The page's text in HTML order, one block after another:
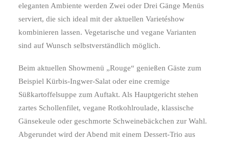
eleganten Ambiente werden Zwei oder Drei Gänge Menüs
serviert, die sich ideal mit der aktuellen Varietéshow
kombinieren lassen. Vegetarische und vegane Varianten
sind auf Wunsch selbstverständlich möglich.
Beim aktuellen Showmenü „Rouge“ genießen Gäste zum
Beispiel Kürbis-Ingwer-Salat oder eine cremige
Süßkartoffelsuppe zum Auftakt. Als Hauptgericht stehen
zartes Schollenfilet, vegane Rotkohlroulade, klassische
Gänsekeule oder geschmorte Schweinebäckchen zur Wahl.
Abgerundet wird der Abend mit einem Dessert-Trio aus